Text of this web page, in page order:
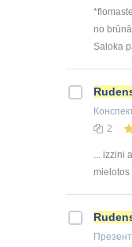
no
Saloka
2
... izzini
mielotos